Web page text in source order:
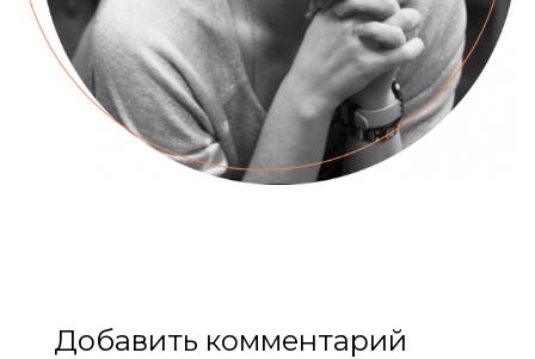
Добавить комментарий